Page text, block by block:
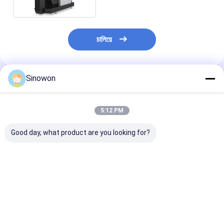
চালিয়ে
প্রস্তাবিত পণ্য
Sinowon
5:12 PM
Good day, what product are you looking for?